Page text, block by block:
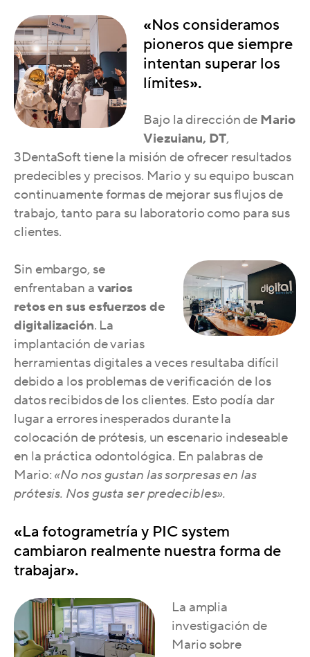
«Nos consideramos
pioneros que siempre
intentan superar los
límites».
Bajo la dirección de Mario
Viezuianu, DT,
3DentaSoft tiene la misión de ofrecer resultados
predecibles y precisos. Mario y su equipo buscan
continuamente formas de mejorar sus flujos de
trabajo, tanto para su laboratorio como para sus
clientes.
Sin embargo, se
enfrentaban a varios
retos en sus esfuerzos de
digitalización. La
implantación de varias
herramientas digitales a veces resultaba difícil
debido a los problemas de verificación de los
datos recibidos de los clientes. Esto podía dar
lugar a errores inesperados durante la
colocación de prótesis, un escenario indeseable
en la práctica odontológica. En palabras de
Mario: «No nos gustan las sorpresas en las
prótesis. Nos gusta ser predecibles».
«La fotogrametría y PIC system
cambiaron realmente nuestra forma de
trabajar».
La amplia
investigación de
Mario sobre